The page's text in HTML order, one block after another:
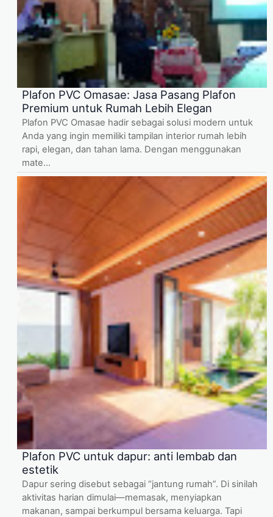
Plafon PVC Omasae: Jasa Pasang Plafon
Premium untuk Rumah Lebih Elegan
Plafon PVC Omasae hadir sebagai solusi modern untuk
Anda yang ingin memiliki tampilan interior rumah lebih
rapi, elegan, dan tahan lama. Dengan menggunakan
mate...
Plafon PVC untuk dapur: anti lembab dan
estetik
Dapur sering disebut sebagai “jantung rumah”. Di sinilah
aktivitas harian dimulai—memasak, menyiapkan
makanan, sampai berkumpul bersama keluarga. Tapi